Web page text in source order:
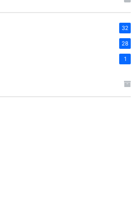
32
28
1